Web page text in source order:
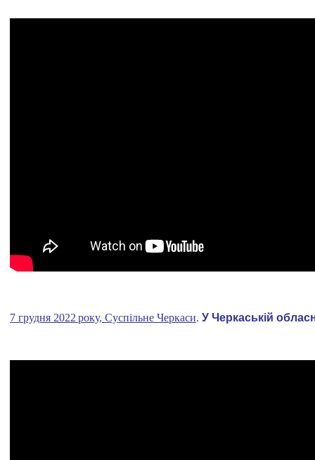
7 грудня 2022 року, Суспільне Черкаси. У Черкаській